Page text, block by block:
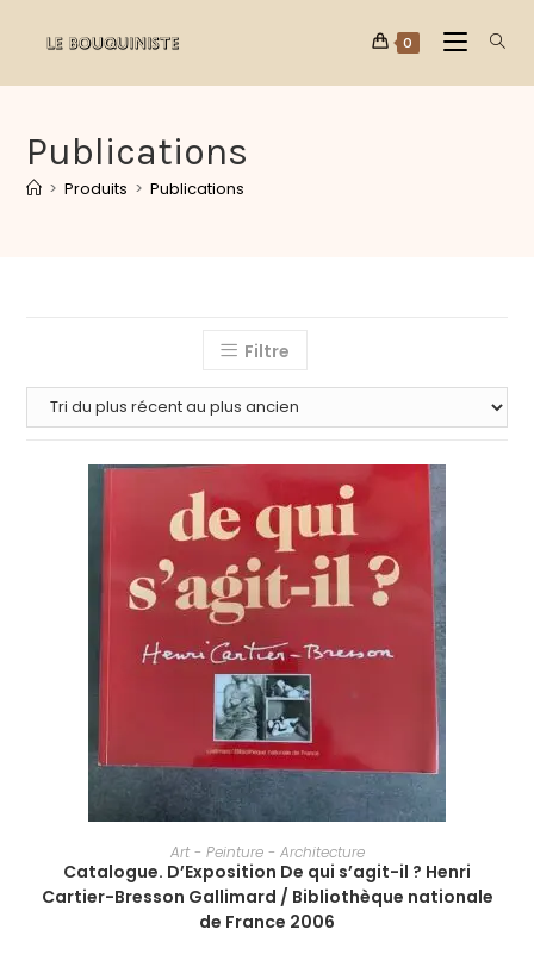
0
Publications
> Produits > Publications
Filtre
AJOUTER AU PANIER
Art - Peinture - Architecture
Catalogue. D’Exposition De qui s’agit-il ? Henri
Cartier-Bresson Gallimard / Bibliothèque nationale
de France 2006